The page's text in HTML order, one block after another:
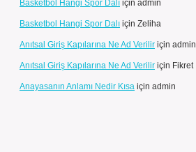
Basketbol Hangi Spor Dalı için admin
Basketbol Hangi Spor Dalı için Zeliha
Anıtsal Giriş Kapılarına Ne Ad Verilir için admin
Anıtsal Giriş Kapılarına Ne Ad Verilir için Fikret
Anayasanın Anlamı Nedir Kısa için admin